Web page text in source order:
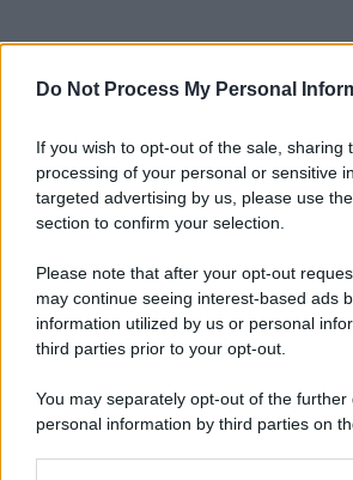
Do Not Process My Personal
If you wish to opt-out of the sale, sharing
processing of your personal or sensitive
targeted advertising by us, please use
section to confirm your selection.
Please note that after your opt-out
may continue seeing interest-based ads
information utilized by us or personal
third parties prior to your opt-out.
You may separately opt-out of the
personal information by third parties on